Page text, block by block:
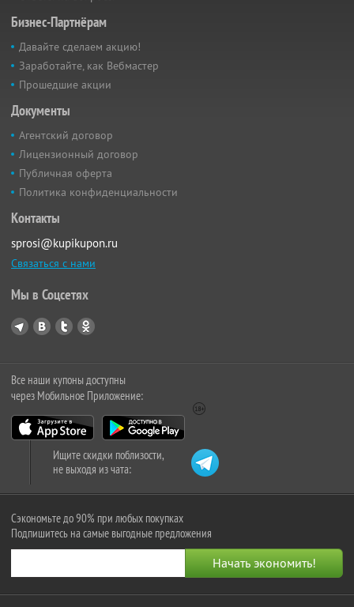
Бизнес-Партнёрам
Давайте сделаем акцию!
Заработайте, как Вебмастер
Прошедшие акции
Документы
Агентский договор
Лицензионный договор
Публичная оферта
Политика конфиденциальности
Контакты
sprosi@kupikupon.ru
Связаться с нами
Мы в Соцсетях
Все наши купоны доступны
через Мобильное Приложение:
Ищите скидки поблизости,
не выходя из чата:
Сэкономьте до 90% при любых покупках
Подпишитесь на самые выгодные предложения